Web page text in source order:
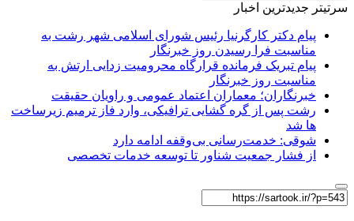
سرتیتر جدیدترین اخبار
پیام دکتر کارگرنیا رئیس شورای اسلامی شهر رشت به
مناسبت فرا رسیدن روز خبرنگار
پیام تبریک فرمانده قرارگاه محرومیت‌ زدایی ارتش به
مناسبت روز خبرنگار
خبرنگاران؛ معماران اعتماد عمومی و راویان حقیقت
رشت پس از گره گشایی ترافیکی، وارد فاز ترمیم زیرساخت
ها شد
شوقی: خدمت‌رسانی بی‌وقفه ادامه دارد
از فشار جمعیت شناور تا توسعه خدمات تخصصی